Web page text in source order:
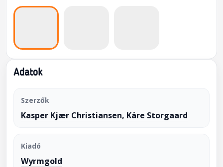
Adatok
Szerzők
Kasper Kjær Christiansen, Kåre Storgaard
Kiadó
Wyrmgold